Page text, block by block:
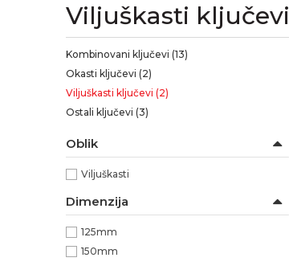
Viljuškasti ključevi
Kombinovani ključevi (13)
Okasti ključevi (2)
Viljuškasti ključevi (2)
Ostali ključevi (3)
Oblik
Viljuškasti
Dimenzija
125mm
150mm